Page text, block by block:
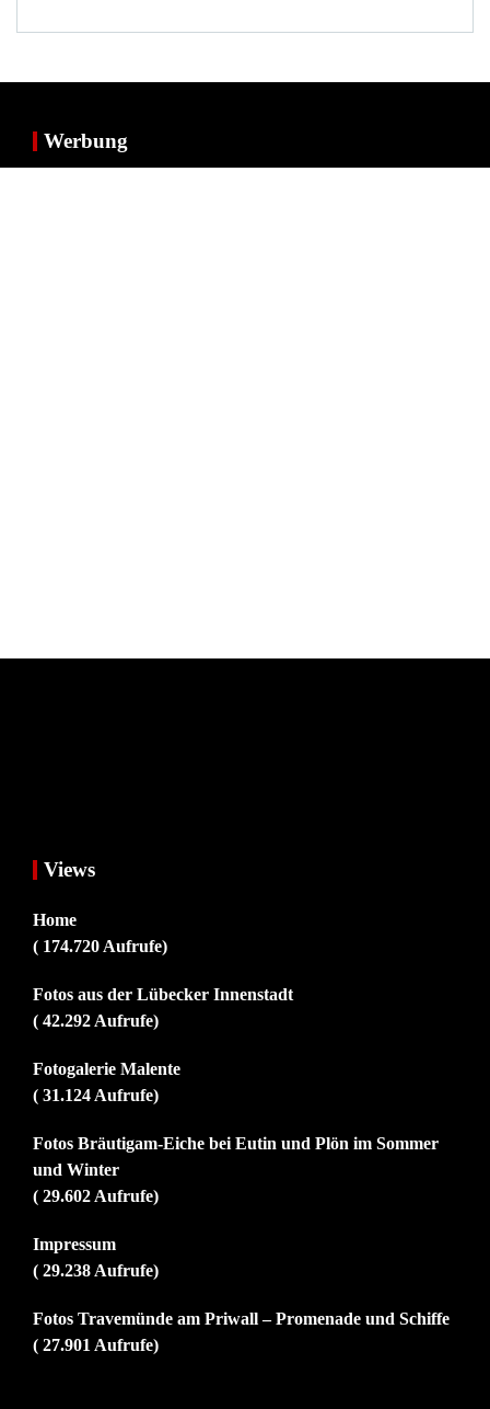
Werbung
Views
Home
( 174.720 Aufrufe)
Fotos aus der Lübecker Innenstadt
( 42.292 Aufrufe)
Fotogalerie Malente
( 31.124 Aufrufe)
Fotos Bräutigam-Eiche bei Eutin und Plön im Sommer
und Winter
( 29.602 Aufrufe)
Impressum
( 29.238 Aufrufe)
Fotos Travemünde am Priwall – Promenade und Schiffe
( 27.901 Aufrufe)